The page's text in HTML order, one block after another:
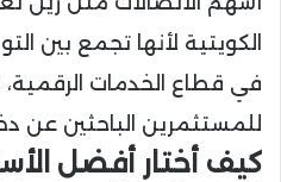
الكويتية لأنها تجمع بين
في قطاع الخدمات الرقمية،
للمستثمرين الباحثين عن
كيف أختار أفضل